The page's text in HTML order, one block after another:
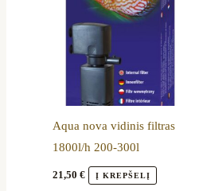
Aqua nova vidinis filtras
1800l/h 200-300l
21,50€ Į KREPŠELĮ